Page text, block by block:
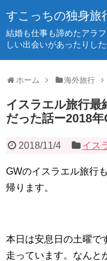
すこっちの独身旅
結婚も仕事も諦めたアラ
しい出会いがあったりし
ホーム 海外旅行
イスラエル旅行最
だった話ー2018
2018/11/4 イス
GWのイスラエル旅行
帰ります。
本日は安息日の土曜で
走っています。なんと